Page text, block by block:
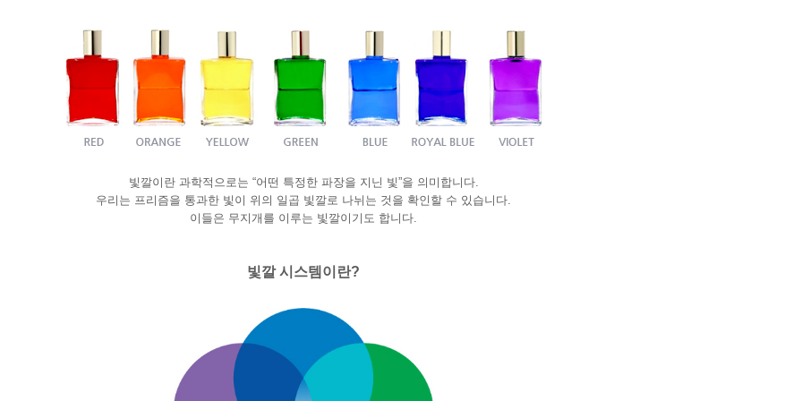
빛깔이란 과학적으로는 “어떤 특정한 파장을 지닌 빛”을 의미합니다.
우리는 프리즘을 통과한 빛이 위의 일곱 빛깔로 나뉘는 것을 확인할 수 있습니다.
이들은 무지개를 이루는 빛깔이기도 합니다.
빛깔 시스템이란?